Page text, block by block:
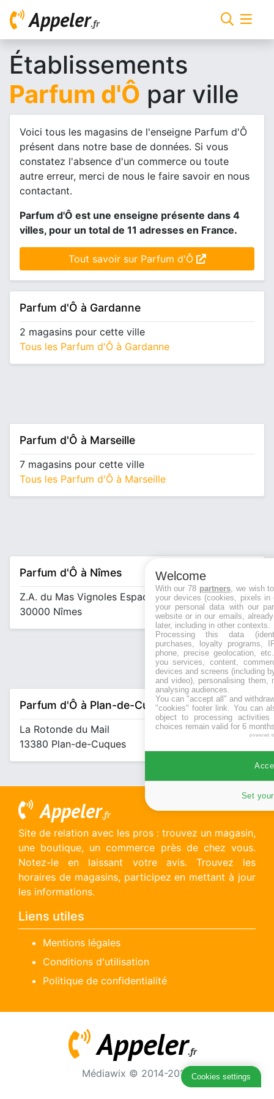
Appeler.fr
Établissements
Parfum d'Ô par ville
Voici tous les magasins de l'enseigne Parfum d'Ô
présent dans notre base de données. Si vous
constatez l'absence d'un commerce ou toute
autre erreur, merci de nous le faire savoir en nous
contactant.
Parfum d'Ô est une enseigne présente dans 4
villes, pour un total de 11 adresses en France.
Tout savoir sur Parfum d'Ô
Parfum d'Ô à Gardanne
2 magasins pour cette ville
Tous les Parfum d'Ô à Gardanne
Parfum d'Ô à Marseille
7 magasins pour cette ville
Tous les Parfum d'Ô à Marseille
Parfum d'Ô à Nîmes
Z.A. du Mas Vignoles Espace Carré Sud
30000 Nîmes
Parfum d'Ô à Plan-de-Cuques
La Rotonde du Mail
13380 Plan-de-Cuques
Appeler.fr
Site de relation avec les pros : trouvez un magasin,
une boutique, un commerce près de chez vous.
Notez-le en laissant votre avis. Trouvez les
horaires de magasins, participez en mettant à jour
les informations.
Liens utiles
Mentions légales
Conditions d'utilisation
Politique de confidentialité
Appeler.fr
Médiawix © 2014-2026
Welcome
With our 78 partners, we wish
your devices (cookies, pixels
your personal data with our
website or in our emails,
later, including in other contexts.
Processing this data
purchases, loyalty programs,
phone, precise geolocation,
you services, content,
devices and screens (including
and video), personalising them,
analysing audiences.
You can "accept all" and
"cookies" footer link . You can
object to processing
choices remain valid for 6
powered
Set
Cookies settings